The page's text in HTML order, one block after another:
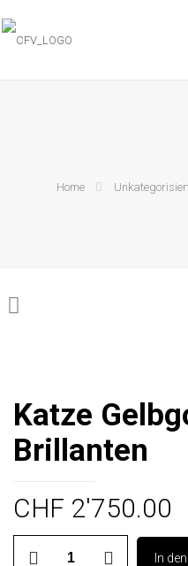
Home
Katze
Brillanten
CHF 2'750.00
In